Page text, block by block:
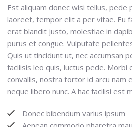
Est aliquam donec wisi tellus, pede
laoreet, tempor elit a per vitae. Eu
erat blandit justo, molestiae in
purus et congue. Vulputate
Quis ut tincidunt ut, nec accumsan
facilisis leo quis, luctus pede. Morbi
convallis, nostra tortor id arcu nam
neque libero nunc. A hac facilisi est
Donec bibendum varius ipsum